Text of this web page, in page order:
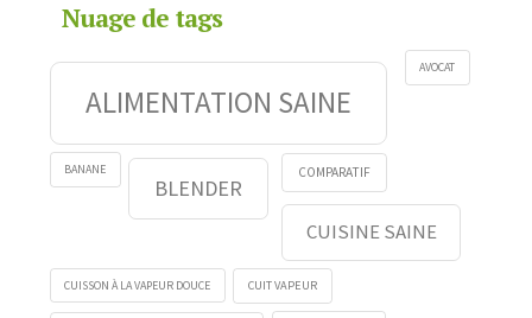
Nuage de tags
ALIMENTATION SAINE
AVOCAT
BANANE
BLENDER
COMPARATIF
CUISINE SAINE
CUISSON À LA VAPEUR DOUCE CUIT VAPEUR